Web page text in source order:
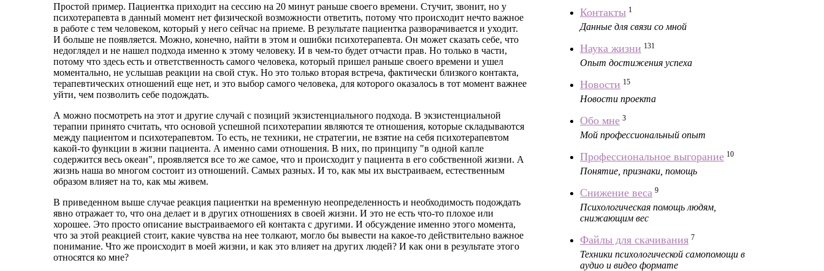
Простой пример. Пациентка приходит на сессию на 20 минут раньше своего времени. Стучит, звонит, но у
психотерапевта в данный момент нет физической возможности ответить, потому что происходит нечто важное
в работе с тем человеком, который у него сейчас на приеме. В результате пациентка разворачивается и уходит.
И больше не появляется. Можно, конечно, найти в этом и ошибки психотерапевта. Он может сказать себе, что
недоглядел и не нашел подхода именно к этому человеку. И в чем-то будет отчасти прав. Но только в части,
потому что здесь есть и ответственность самого человека, который пришел раньше своего времени и ушел
моментально, не услышав реакции на свой стук. Но это только вторая встреча, фактически близкого контакта,
терапевтических отношений еще нет, и это выбор самого человека, для которого оказалось в тот момент важнее
уйти, чем позволить себе подождать.
А можно посмотреть на этот и другие случай с позиций экзистенциального подхода. В экзистенциальной
терапии принято считать, что основой успешной психотерапии являются те отношения, которые складываются
между пациентом и психотерапевтом. То есть, не техники, не стратегии, не взятие на себя психотерапевтом
какой-то функции в жизни пациента. А именно сами отношения. В них, по принципу "в одной капле
содержится весь океан", проявляется все то же самое, что и происходит у пациента в его собственной жизни. А
жизнь наша во многом состоит из отношений. Самых разных. И то, как мы их выстраиваем, естественным
образом влияет на то, как мы живем.
В приведенном выше случае реакция пациентки на временную неопределенность и необходимость подождать
явно отражает то, что она делает и в других отношениях в своей жизни. И это не есть что-то плохое или
хорошее. Это просто описание выстраиваемого ей контакта с другими. И обсуждение именно этого момента,
что за этой реакцией стоит, какие чувства на нее толкают, могло бы вывести на какое-то действительно важное
понимание. Что же происходит в моей жизни, и как это влияет на других людей? И как они в результате этого
относятся ко мне?
Контакты 1
Данные для связи со мной
Наука жизни 131
Опыт достижения успеха
Новости 15
Новости проекта
Обо мне 3
Мой профессиональный опыт
Профессиональное выгорание 10
Понятие, признаки, помощь
Снижение веса 9
Психологическая помощь людям,
снижающим вес
Файлы для скачивания 7
Техники психологической самопомощи в
аудио и видео формате